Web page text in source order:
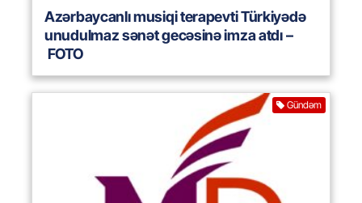
Azərbaycanlı musiqi terapevti Türkiyədə
unudulmaz sənət gecəsinə imza atdı –
FOTO
Gündəm